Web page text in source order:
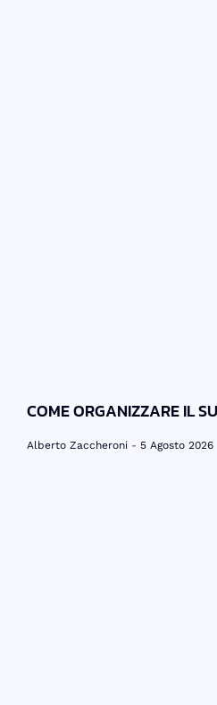
COME ORGANIZZARE IL
Alberto Zaccheroni 5 Agosto 2026